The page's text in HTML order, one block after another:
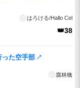
はろける/Hallo Cel
👑38
った空手部 ↗
腐林檎